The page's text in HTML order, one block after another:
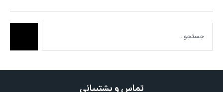
تماس و پشتیبانی